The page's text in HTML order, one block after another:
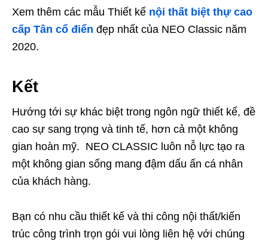
Xem thêm các mẫu Thiết kế nội thất biệt thự cao
cấp Tân cổ điển đẹp nhất của NEO Classic năm
2020.
Kết
Hướng tới sự khác biệt trong ngôn ngữ thiết kế, đề
cao sự sang trọng và tinh tế, hơn cả một không
gian hoàn mỹ. NEO CLASSIC luôn nỗ lực tạo ra
một không gian sống mang đậm dấu ấn cá nhân
của khách hàng.
Bạn có nhu cầu thiết kế và thi công nội thất/kiến
trúc công trình trọn gói vui lòng liên hệ với chúng